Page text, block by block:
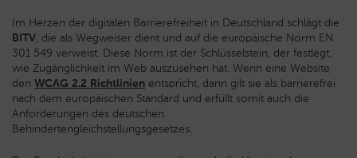
Im Herzen der digitalen Barrierefreiheit in Deutschland schlägt die
BITV, die als Wegweiser dient und auf die europäische Norm EN
301 549 verweist. Diese Norm ist der Schlüsselstein, der festlegt,
wie Zugänglichkeit im Web auszusehen hat. Wenn eine Website
den WCAG 2.2 Richtlinien entspricht, dann gilt sie als barrierefrei
nach dem europäischen Standard und erfüllt somit auch die
Anforderungen des deutschen
Behindertengleichstellungsgesetzes.